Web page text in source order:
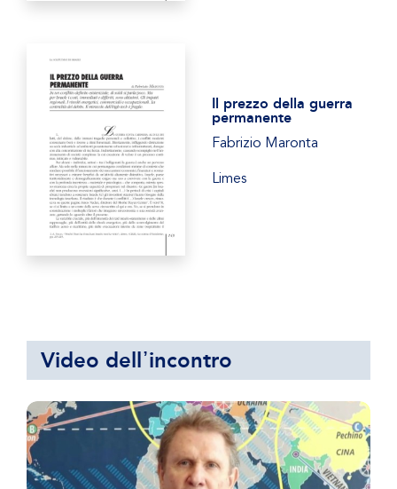
Il prezzo della guerra
permanente
Fabrizio Maronta
Limes
Video dell᾿incontro